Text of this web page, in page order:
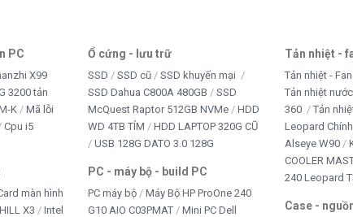
PC
X99
3200 tản
K
Mã lỗi
Cpu i5
màn hình
X3
Intel
Ổ cứng - lưu trữ
SSD SSD cũ
SSD khuyến mại
SSD Dahua C800A 480GB
SSD
McQuest Raptor 512GB NVMe
HDD
WD 4TB TÍM
HDD LAPTOP 320G CŨ
USB 128G DATO 3.0 128G
PC - máy bộ - build PC
PC máy bộ
Máy Bộ HP ProOne 240
G10 AIO C03PMAT
Mini PC Dell
Tản nhiệt -
Tản nhiệt -
Tản nhiệt
360
Tản
Leopard
Alseye W90
COOLER
240 Leopard
Case -